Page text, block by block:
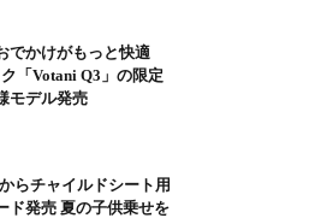
でかけがもっと快適
「Votani Q3」の限定
モデル発売
らチャイルドシート用
ド発売 夏の子供乗せを